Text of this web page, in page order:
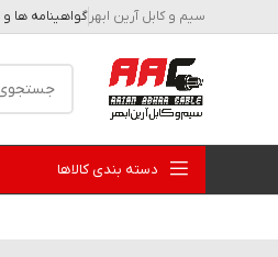
سیم و کابل آرین ابهر گواهینامه ها و
دسته بندی کالاها